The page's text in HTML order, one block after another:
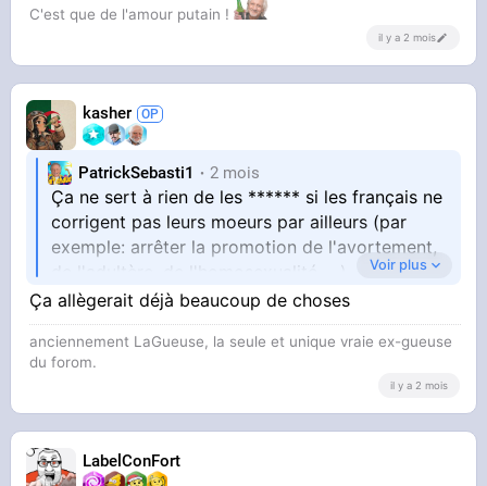
C'est que de l'amour putain !
il y a 2 mois
kasher
PatrickSebasti1 2 mois
Ça ne sert à rien de les ****** si les français ne
corrigent pas leurs moeurs par ailleurs (par
exemple: arrêter la promotion de l'avortement,
de l'adultère, de l'homosexualité, ...).
C'est comme un PD dégen en prison : il attire à
lui les passages à tabac.
Voir plus
Ça allègerait déjà beaucoup de choses
anciennement LaGueuse, la seule et unique vraie ex-gueuse
du forom.
il y a 2 mois
LabelConFort